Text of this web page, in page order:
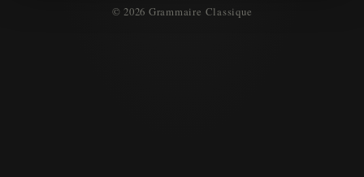
© 2026 Grammaire Classique